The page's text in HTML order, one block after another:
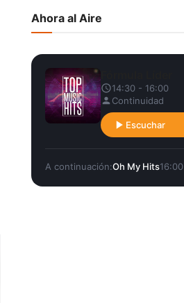
Ahora al Aire
14:30 - 16:00
Continuidad
Escuchar
A continuación:Oh My Hits16:00